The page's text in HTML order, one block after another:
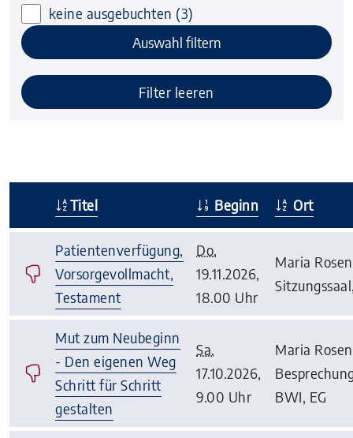
keine ausgebuchten (3)
Auswahl filtern
Filter leeren
Titel Beginn Ort
Patientenverfügung,
Vorsorgevollmacht,
Testament
Do.
19.11.2026,
18.00 Uhr
Maria
Mut zum Neubeginn
- Den eigenen Weg
Schritt für Schritt
gestalten
Sa.
17.10.2026,
9.00 Uhr
Maria
BWI, EG